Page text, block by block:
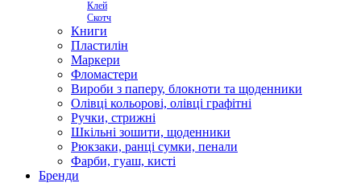
Клей
Скотч
Книги
Пластилін
Маркери
Фломастери
Вироби з паперу, блокноти та щоденники
Олівці кольорові, олівці графітні
Ручки, стрижні
Шкільні зошити, щоденники
Рюкзаки, ранці сумки, пенали
Фарби, гуаш, кисті
Бренди